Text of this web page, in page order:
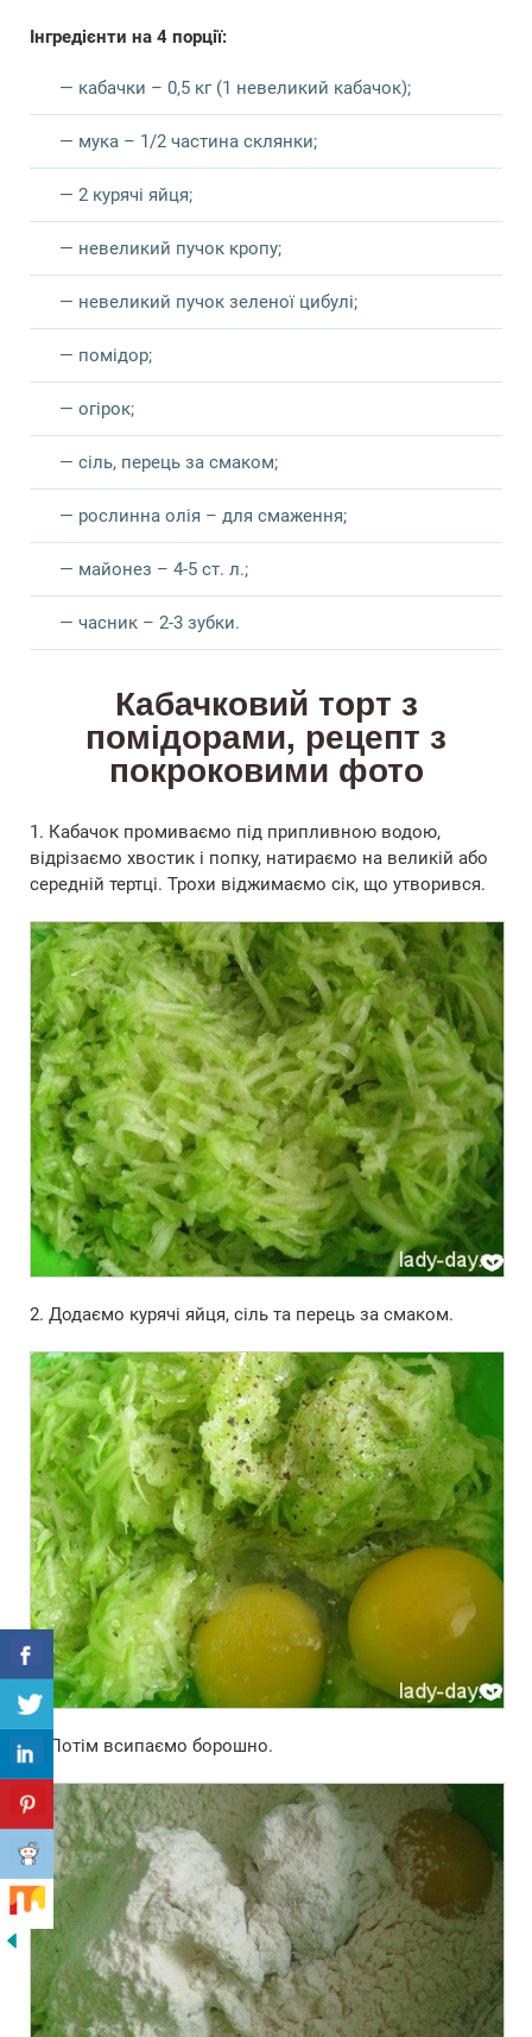
Інгредієнти на 4 порції:
— кабачки – 0,5 кг (1 невеликий кабачок);
— мука – 1/2 частина склянки;
— 2 курячі яйця;
— невеликий пучок кропу;
— невеликий пучок зеленої цибулі;
— помідор;
— огірок;
— сіль, перець за смаком;
— рослинна олія – для смаження;
— майонез – 4-5 ст. л.;
— часник – 2-3 зубки.
Кабачковий торт з
помідорами, рецепт з
покроковими фото
1. Кабачок промиваємо під припливною водою,
відрізаємо хвостик і попку, натираємо на великій або
середній тертці. Трохи віджимаємо сік, що утворився.
2. Додаємо курячі яйця, сіль та перець за смаком.
3. Потім всипаємо борошно.